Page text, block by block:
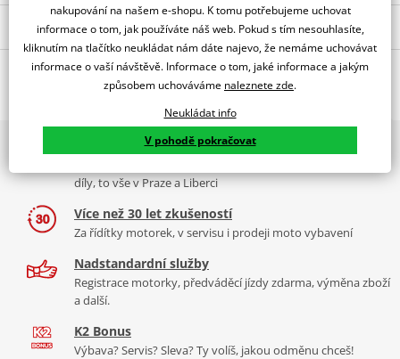
Popis a parametry
Jsme autorizovaný
dealer značky JMP
O výrobci
JMP je německá značka spadající pod firmu JM Products. JMP
vyrábí vysoce kvalitní elektronická zařízení a nástroje pro opravu
jednotky a zapalovací cívky. Dále nabízíme sady šroubků, matic a
různé nářadí na opravu motocyklu
Zobrazit všechny produkty
2x multibrand showroom
díly, to vše v Praze a Liberci
Více než 30 let zkušeností
Za řídítky motorek, v servisu i prodeji moto vybavení
Nadstandardní služby
Registrace motorky, předváděcí jízdy zdarma, výměna zboží
a další.
K2 Bonus
Výbava? Servis? Sleva? Ty volíš, jakou odměnu chceš!
nakupování na našem e-shopu. K tomu potřebujeme uchovat
informace o tom, jak používáte náš web. Pokud s tím nesouhlasíte,
kliknutím na tlačítko neukládat nám dáte najevo, že nemáme uchovávat
informace o vaší návštěvě. Informace o tom, jaké informace a jakým
způsobem uchováváme naleznete zde.
Neukládat info
V pohodě pokračovat